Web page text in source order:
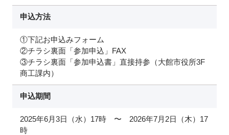
申込方法
①下記お申込みフォーム
②チラシ裏面「参加申込」FAX
③チラシ裏面「参加申込書」直接持参（大館市役所3F
商工課内）
申込期間
2025年6月3日（水）17時 〜 2026年7月2日（木）17
時